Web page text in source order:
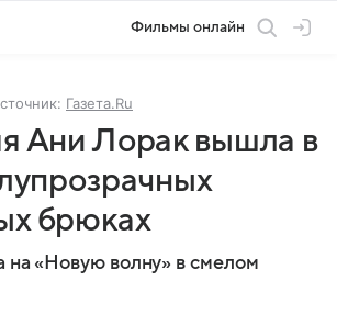
Фильмы онлайн
Газета.Ru
Ани Лорак вышла в
брюках
на «Новую волну» в смелом